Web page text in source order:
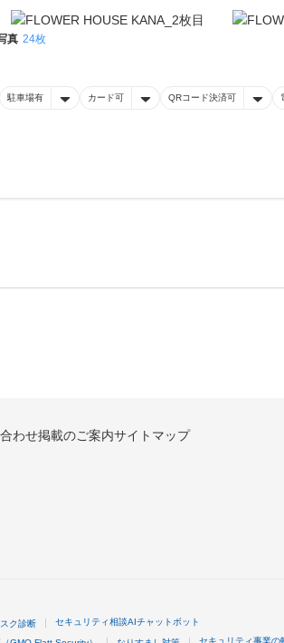
真 24枚
駐車場有 カード可 QRコード決済可
わせ掲載のご案内サイトマップ
ク診断 セキュリティ相談AIチャットボット
セキュリティ事業の